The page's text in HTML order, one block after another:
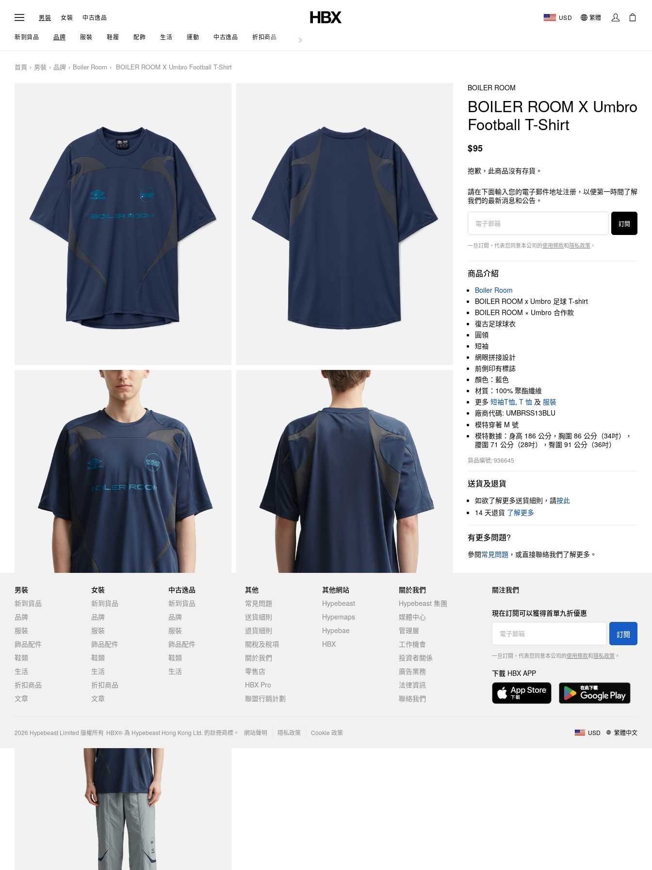
男裝 女裝 中古逸品 USD 繁體
新到貨品 品牌 服裝 鞋履 配飾 生活 運動 中古逸品 折扣商品 文章
首頁 男裝 品牌 Boiler Room BOILER ROOM X Umbro Football T-Shirt
BOILER ROOM
BOILER ROOM X Umbro
Football T-Shirt
$95
抱歉，此商品沒有存貨。
請在下面輸入您的電子郵件地址注册，以便第一時間了解
我們的最新消息和公告。
訂閱
一旦訂閱，代表您同意本公司的使用條款和隱私政策 。
商品介紹
Boiler Room
BOILER ROOM x Umbro 足球 T-shirt
BOILER ROOM × Umbro 合作款
復古足球球衣
圓領
短袖
網眼拼接設計
前側印有標誌
顏色：藍色
材質：100% 聚酯纖維
更多 短袖T恤, T 恤 及 服裝
廠商代碼: UMBRSS13BLU
模特穿著 M 號
模特數據：身高 186 公分，胸圍 86 公分（34吋），
腰圍 71 公分（28吋），臀圍 91 公分（36吋）
貨品編號: 936645
送貨及退貨
如欲了解更多送貨細則，請按此
14 天退貨 了解更多
有更多問題?
參閱常見問題 ，或直接聯絡我們了解更多。
男裝
新到貨品
品牌
服裝
飾品配件
鞋類
生活
折扣商品
文章
女裝
新到貨品
品牌
服裝
飾品配件
鞋類
生活
折扣商品
文章
中古逸品
新到貨品
品牌
服裝
飾品配件
鞋類
生活
其他
常見問題
送貨細則
退貨細則
關稅及稅項
關於我們
零售店
HBX Pro
聯盟行銷計劃
其他網站
Hypebeast
Hypemaps
Hypebae
HBX
關於我們
Hypebeast 集團
媒體中心
管理層
工作機會
投資者關係
廣告業務
法律資訊
聯絡我們
關注我們
現在訂閱可以獲得首單九折優惠
訂閱
一旦訂閱，代表您同意本公司的使用條款和隱私政策。
下載 HBX APP
2026 Hypebeast Limited 版權所有 HBX® 為 Hypebeast Hong Kong Ltd. 的註冊商標。 網站聲明 隱私政策 Cookie 政策 USD 繁體中文